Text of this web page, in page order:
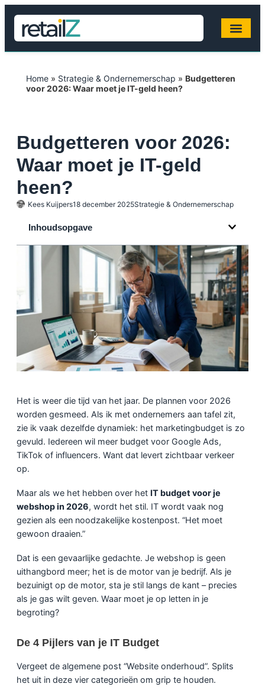
Home » Strategie & Ondernemerschap » Budgetteren
voor 2026: Waar moet je IT-geld heen?
Budgetteren voor 2026:
Waar moet je IT-geld
heen?
Kees Kuijpers18 december 2025Strategie & Ondernemerschap
Inhoudsopgave
Het is weer die tijd van het jaar. De plannen voor 2026
worden gesmeed. Als ik met ondernemers aan tafel zit,
zie ik vaak dezelfde dynamiek: het marketingbudget is zo
gevuld. Iedereen wil meer budget voor Google Ads,
TikTok of influencers. Want dat levert zichtbaar verkeer
op.
Maar als we het hebben over het IT budget voor je
webshop in 2026, wordt het stil. IT wordt vaak nog
gezien als een noodzakelijke kostenpost. “Het moet
gewoon draaien.”
Dat is een gevaarlijke gedachte. Je webshop is geen
uithangbord meer; het is de motor van je bedrijf. Als je
bezuinigt op de motor, sta je stil langs de kant – precies
als je gas wilt geven. Waar moet je op letten in je
begroting?
De 4 Pijlers van je IT Budget
Vergeet de algemene post “Website onderhoud”. Splits
het uit in deze vier categorieën om grip te houden.